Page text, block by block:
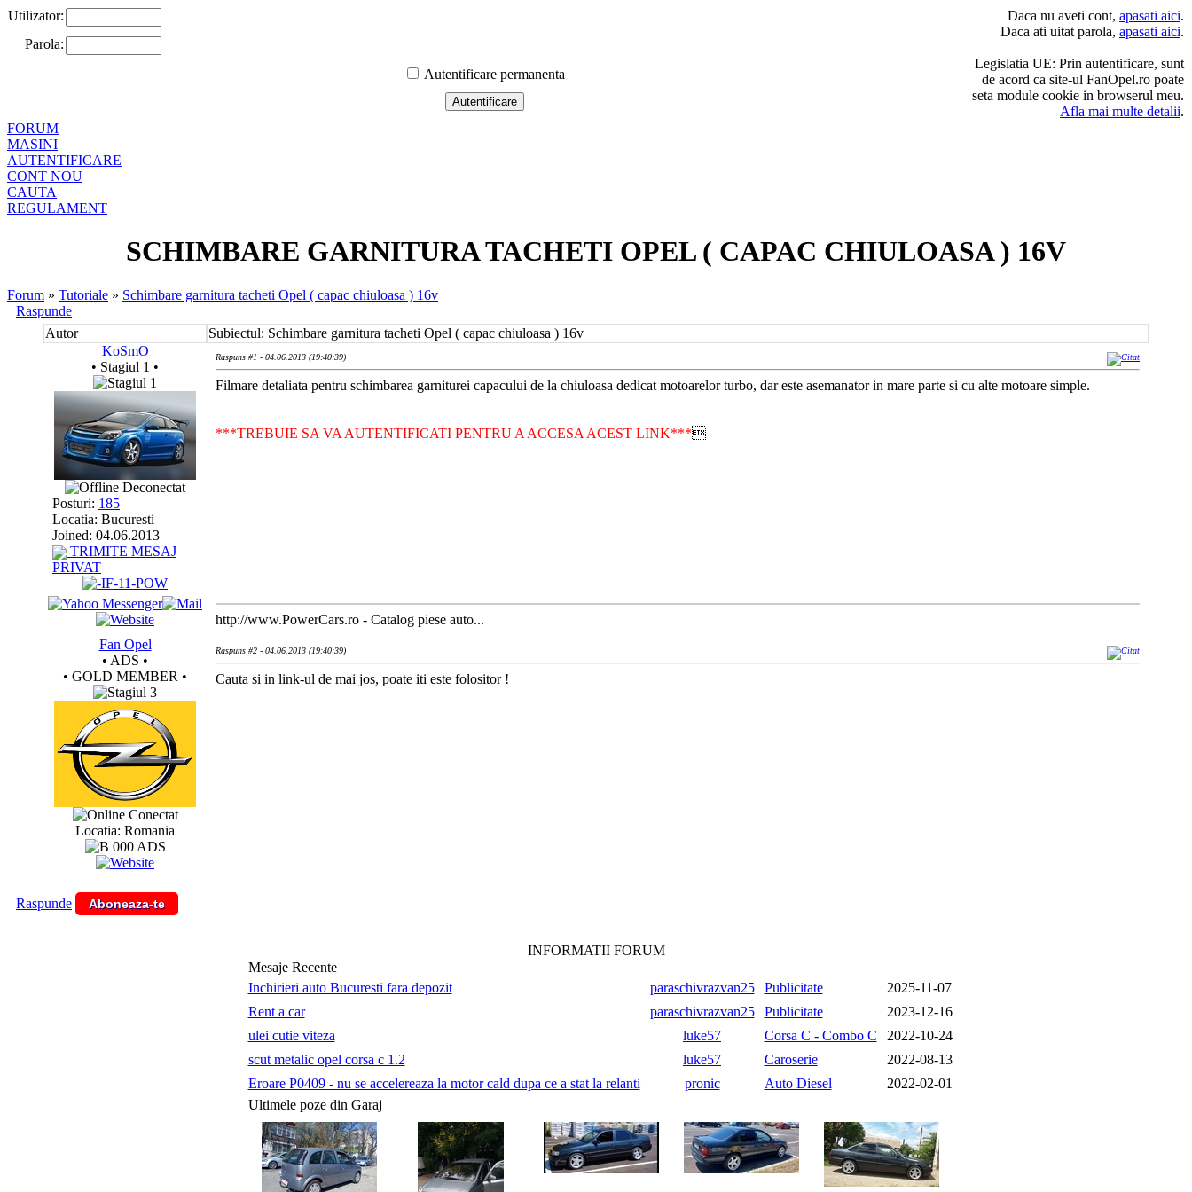
Utilizator: Daca nu aveti cont, apasati aici.
Daca ati uitat parola, apasati aici.
Legislatia UE: Prin autentificare, sunt
de acord ca site-ul FanOpel.ro poate
seta module cookie in browserul meu.
Afla mai multe detalii.
Parola:
Autentificare permanenta
FORUM
MASINI
AUTENTIFICARE
CONT NOU
CAUTA
REGULAMENT
SCHIMBARE GARNITURA TACHETI OPEL ( CAPAC CHIULOASA ) 16V
Forum » Tutoriale » Schimbare garnitura tacheti Opel ( capac chiuloasa ) 16v
Raspunde
Autor
Subiectul: Schimbare garnitura tacheti Opel ( capac chiuloasa ) 16v
KoSmO
• Stagiul 1 •
Deconectat
Posturi: 185
Locatia: Bucuresti
Joined: 04.06.2013
TRIMITE MESAJ
PRIVAT
Raspuns #1 - 04.06.2013 (19:40:39)
Filmare detaliata pentru schimbarea garniturei capacului de la chiuloasa dedicat motoarelor turbo, dar este asemanator in mare parte si cu alte motoare simple.
***TREBUIE SA VA AUTENTIFICATI PENTRU A ACCESA ACEST LINK***
http://www.PowerCars.ro - Catalog piese auto...
Fan Opel
• ADS •
• GOLD MEMBER •
Conectat
Locatia: Romania
Raspuns #2 - 04.06.2013 (19:40:39)
Cauta si in link-ul de mai jos, poate iti este folositor !
Raspunde Aboneaza-te
INFORMATII FORUM
Mesaje Recente
Inchirieri auto Bucuresti fara depozit
paraschivrazvan25 Publicitate
2025-11-07
Rent a car
paraschivrazvan25 Publicitate
2023-12-16
ulei cutie viteza
luke57 Corsa C - Combo C
2022-10-24
scut metalic opel corsa c 1.2
luke57 Caroserie
2022-08-13
Eroare P0409 - nu se accelereaza la motor cald dupa ce a stat la relanti
pronic Auto Diesel
2022-02-01
Ultimele poze din Garaj